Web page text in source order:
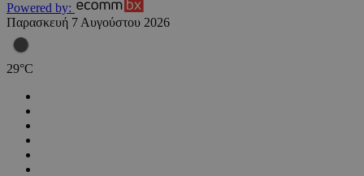
Powered by:
Παρασκευή 7 Αυγούστου 2026
29°C